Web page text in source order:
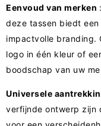
Eenvoud van merken
deze tassen biedt
impactvolle branding.
logo in één kleur of
boodschap van uw
Universele
verfijnde ontwerp zijn